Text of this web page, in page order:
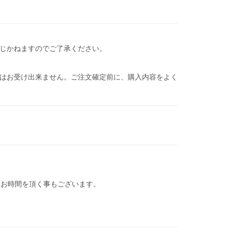
かねますのでご了承ください。
受け出来ません。ご注文確定前に、購入内容をよく
時間を頂く事もございます。